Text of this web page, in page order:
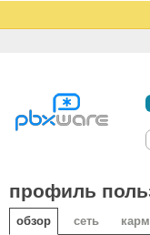
профиль
обзор сеть